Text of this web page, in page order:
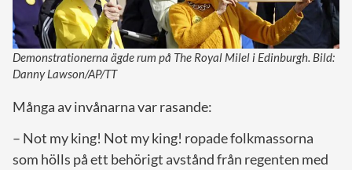
Demonstrationerna ägde rum på The Royal Milel i Edinburgh. Bild:
Danny Lawson/AP/TT
Många av invånarna var rasande:
– Not my king! Not my king! ropade folkmassorna
som hölls på ett behörigt avstånd från regenten med